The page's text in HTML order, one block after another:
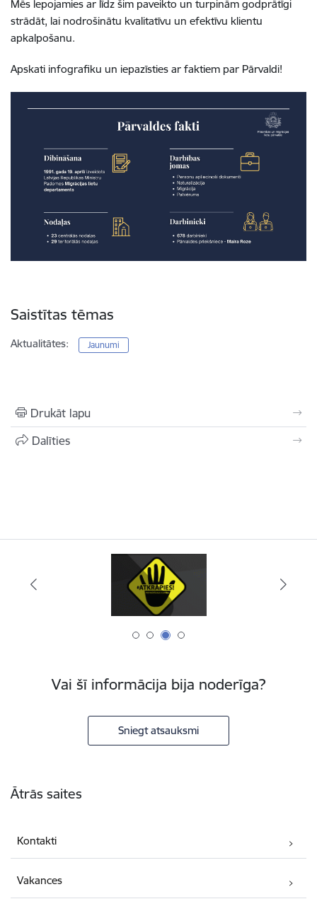
Mēs lepojamies ar līdz šim paveikto un turpinām godprātīgi
strādāt, lai nodrošinātu kvalitatīvu un efektīvu klientu
apkalpošanu.
Apskati infografiku un iepazīsties ar faktiem par Pārvaldi!
Saistītas tēmas
Aktualitātes: Jaunumi
Drukāt lapu
Dalīties
Vai šī informācija bija noderīga?
Sniegt atsauksmi
Ātrās saites
Kontakti
Vakances